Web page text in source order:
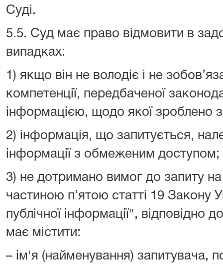
Суді.
5.5. Суд має право відмовити в
випадках:
1) якщо він не володіє і не
компетенції, передбаченої
інформацією, щодо якої зроблено
2) інформація, що запитується,
інформації з обмеженим доступом;
3) не дотримано вимог до запиту
частиною п’ятою статті 19 Закону
публічної інформації", відповідно
має містити:
– ім'я (найменування) запитувача,